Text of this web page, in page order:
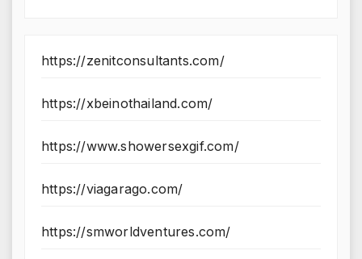
https://zenitconsultants.com/
https://xbeinothailand.com/
https://www.showersexgif.com/
https://viagarago.com/
https://smworldventures.com/